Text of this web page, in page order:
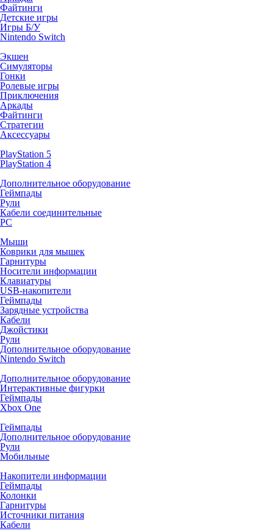
Файтинги
Детские игры
Игры Б/У
Nintendo Switch
Экшен
Симуляторы
Гонки
Ролевые игры
Приключения
Аркады
Файтинги
Стратегии
Аксессуары
PlayStation 5
PlayStation 4
Дополнительное оборудование
Геймпады
Рули
Кабели соединительные
PC
Мыши
Коврики для мышек
Гарнитуры
Носители информации
Клавиатуры
USB-накопители
Геймпады
Зарядные устройства
Кабели
Джойстики
Рули
Дополнительное оборудование
Nintendo Switch
Дополнительное оборудование
Интерактивные фигурки
Геймпады
Xbox One
Геймпады
Дополнительное оборудование
Рули
Мобильные
Накопители информации
Геймпады
Колонки
Гарнитуры
Источники питания
Кабели